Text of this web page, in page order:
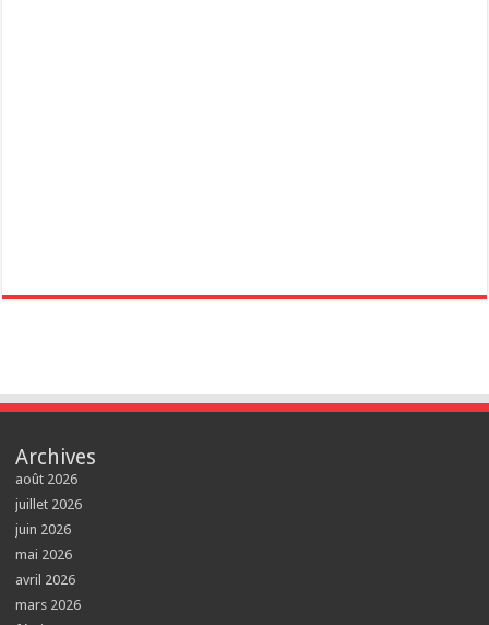
Archives
août 2026
juillet 2026
juin 2026
mai 2026
avril 2026
mars 2026